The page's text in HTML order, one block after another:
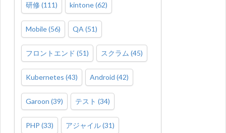
研修 (111) kintone(62)
Mobile(56) QA (51)
フロントエンド (51) スクラム (45)
Kubernetes (43) Android (42)
Garoon (39) テスト (34)
PHP (33) アジャイル(31)